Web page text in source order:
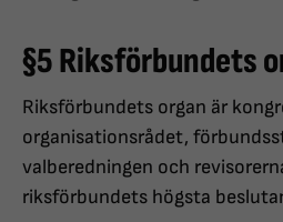
§5 Riksförbundets
Riksförbundets organ är
organisationsrådet,
valberedningen och
riksförbundets högsta